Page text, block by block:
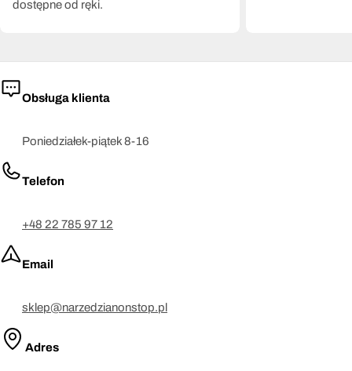
dostępne od ręki.
Obsługa klienta
Poniedziałek-piątek 8-16
Telefon
+48 22 785 97 12
Email
sklep@narzedzianonstop.pl
Adres